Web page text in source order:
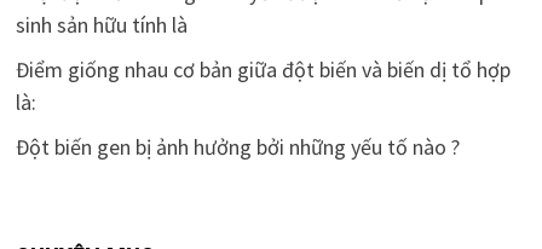
sinh sản hữu tính là
Điểm giống nhau cơ bản giữa đột biến và biến dị tổ hợp
là:
Đột biến gen bị ảnh hưởng bởi những yếu tố nào ?